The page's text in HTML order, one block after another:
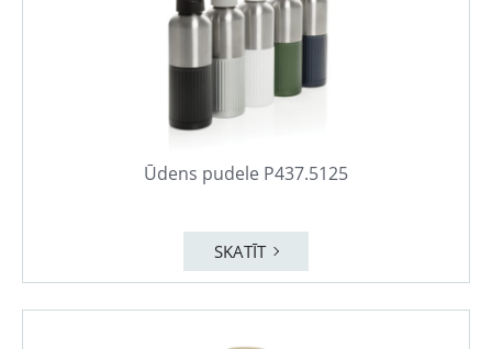
Ūdens pudele P437.5125
SKATĪT